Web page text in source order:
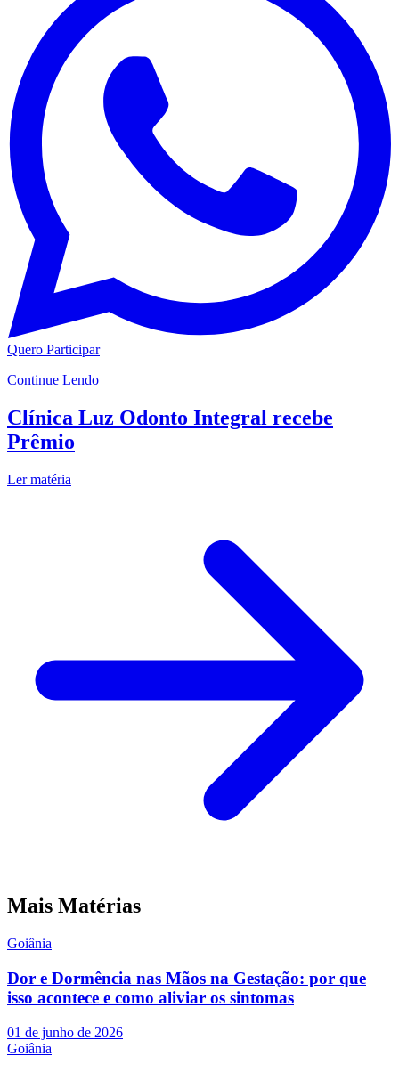
Quero Participar
Continue Lendo
Clínica Luz Odonto Integral recebe
Prêmio
Ler matéria
Mais Matérias
Goiânia
Dor e Dormência nas Mãos na Gestação: por que
isso acontece e como aliviar os sintomas
01 de junho de 2026
Goiânia